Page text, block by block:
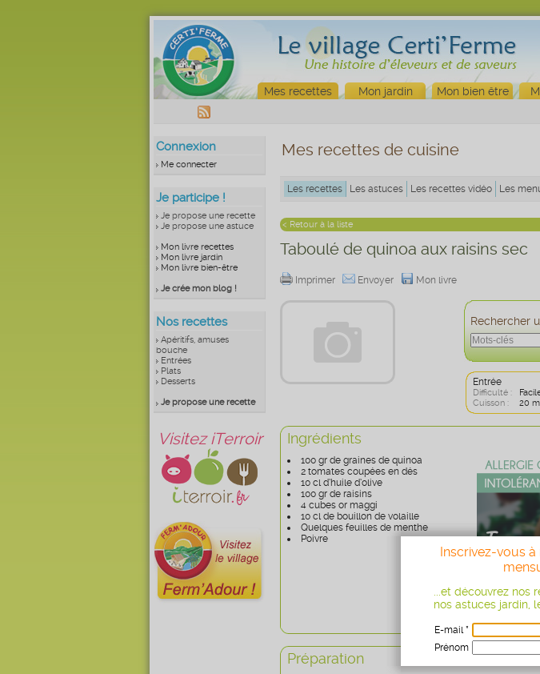
Mes recettes Mon jardin Mon bien être
Connexion
Me connecter
Je participe !
Je propose une recette
Je propose une astuce
Mon livre recettes
Mon livre jardin
Mon livre bien-être
Je crée mon blog !
Nos recettes
Apéritifs, amuses
bouche
Entrées
Plats
Desserts
Je propose une recette
Visitez iTerroir
Mes recettes de cuisine
Les recettes Les astuces Les recettes vidéo Les
< Retour à la liste
Taboulé de quinoa aux raisins sec
Imprimer Envoyer Mon livre
Rechercher
Entrée
Difficulté :
Cuisson :
20
Ingrédients
100 gr de graines de quinoa
2 tomates coupées en dés
10 cl d’huile d’olive
100 gr de raisins
4 cubes or maggi
10 cl de bouillon de volaille
Quelques feuilles de menthe
Poivre
Préparation
Inscrivez-vous
...et découvrez nos
nos astuces jardin,
E-mail *
Prénom
Age